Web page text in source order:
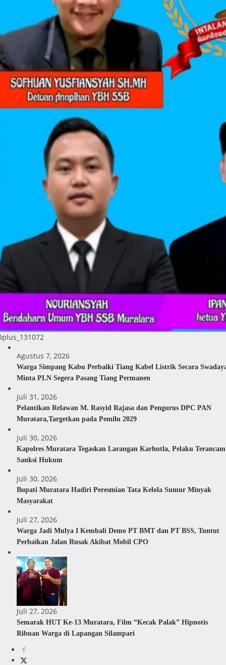
Agustus 7, 2026
Warga Simpang Kabu Perbaiki Tiang Kabel Listrik Secara
Minta PLN Segera Pasang Tiang Permanen
Juli 31, 2026
Pelantikan Relawan M. Rasyid Rajasa dan Pengurus DPC PAN
Muratara,Targetkan pada Pemilu 2029
Juli 30, 2026
Kapolres Muratara Tegaskan Larangan Karhutla, Pelaku Terancam
Sanksi Hukum
Juli 30, 2026
Bupati Muratara Hadiri Peresmian Tata Kelola Sumur Minyak
Masyarakat
Juli 27, 2026
Warga Jadi Mulya I Kembali Demo PT BMT dan PT BSS, Tuntut
Perbaikan Jalan Rusak Akibat Mobil CPO
Juli 27, 2026
Semarak HUT Ke-13 Muratara, Film “Kecak Palak” Hipnotis
Ribuan Warga di Lapangan Silampari